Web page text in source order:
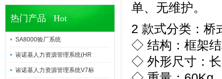
热门产品 Hot
SA8000验厂系统
诶诺基人力资源管理系统(HR
诶诺基人力资源管理系统V7标
单、无维护。
2 款式分类：桥
◇ 结构：框架
◇ 外形尺寸：